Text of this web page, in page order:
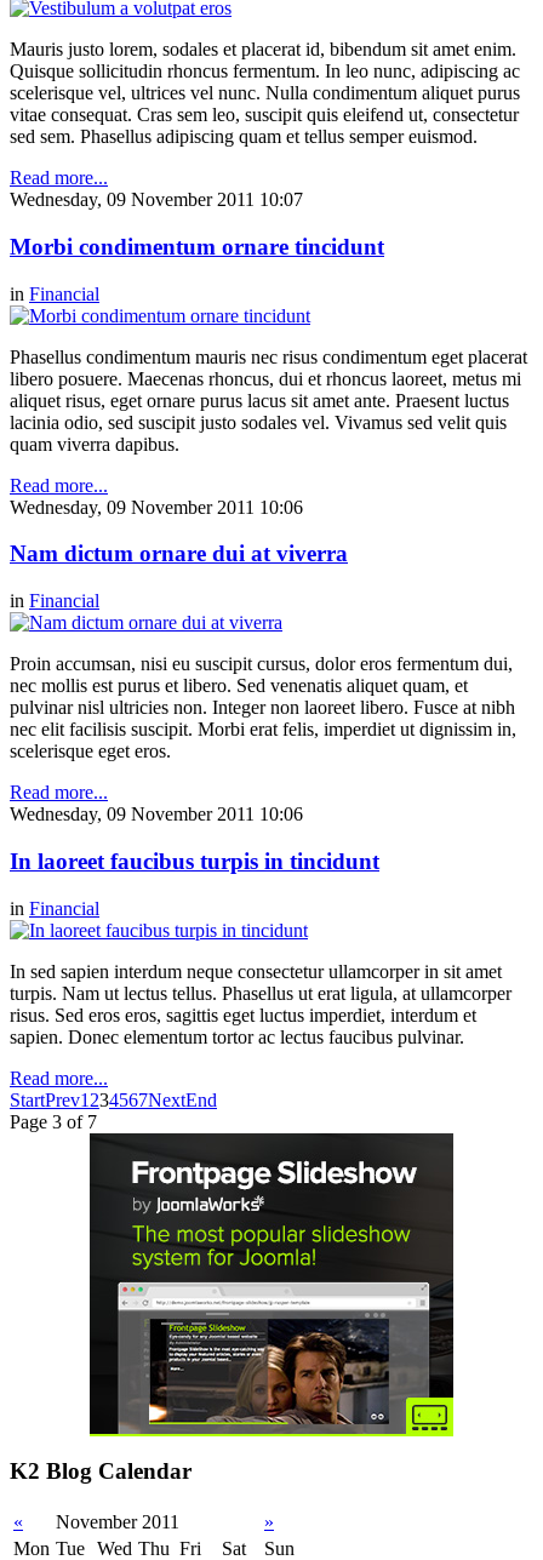
Mauris justo lorem, sodales et placerat id, bibendum sit amet enim.
Quisque sollicitudin rhoncus fermentum. In leo nunc, adipiscing ac
scelerisque vel, ultrices vel nunc. Nulla condimentum aliquet purus
vitae consequat. Cras sem leo, suscipit quis eleifend ut, consectetur
sed sem. Phasellus adipiscing quam et tellus semper euismod.
Read more...
Wednesday, 09 November 2011 10:07
Morbi condimentum ornare tincidunt
in Financial
Phasellus condimentum mauris nec risus condimentum eget placerat
libero posuere. Maecenas rhoncus, dui et rhoncus laoreet, metus mi
aliquet risus, eget ornare purus lacus sit amet ante. Praesent luctus
lacinia odio, sed suscipit justo sodales vel. Vivamus sed velit quis
quam viverra dapibus.
Read more...
Wednesday, 09 November 2011 10:06
Nam dictum ornare dui at viverra
in Financial
Proin accumsan, nisi eu suscipit cursus, dolor eros fermentum dui,
nec mollis est purus et libero. Sed venenatis aliquet quam, et
pulvinar nisl ultricies non. Integer non laoreet libero. Fusce at nibh
nec elit facilisis suscipit. Morbi erat felis, imperdiet ut dignissim in,
scelerisque eget eros.
Read more...
Wednesday, 09 November 2011 10:06
In laoreet faucibus turpis in tincidunt
in Financial
In sed sapien interdum neque consectetur ullamcorper in sit amet
turpis. Nam ut lectus tellus. Phasellus ut erat ligula, at ullamcorper
risus. Sed eros eros, sagittis eget luctus imperdiet, interdum et
sapien. Donec elementum tortor ac lectus faucibus pulvinar.
Read more...
StartPrev1 234567NextEnd
Page 3 of 7
K2 Blog Calendar
« November 2011
»
Mon Tue Wed Thu Fri Sat
Sun